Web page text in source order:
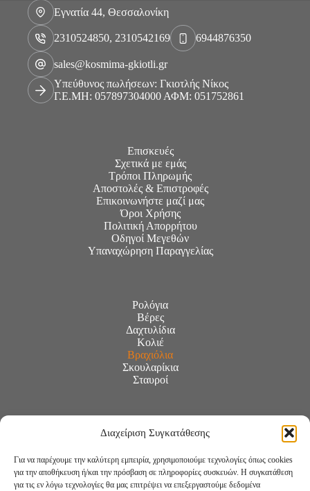
Διαχείριση Συγκατάθεσης
Για να παρέχουμε την καλύτερη εμπειρία, χρησιμοποιούμε τεχνολογίες όπως cookies
για την αποθήκευση ή/και την πρόσβαση σε πληροφορίες συσκευών. Η συγκατάθεση
για τις εν λόγω τεχνολογίες θα μας επιτρέψει να επεξεργαστούμε δεδομένα
Εγνατία 44, Θεσσαλονίκη
2310524850, 2310542169 6944876350
sales@kosmima-gkiotli.gr
Υπεύθυνος πωλήσεων: Γκιοτλής Νίκος
Γ.Ε.ΜΗ: 057897304000 ΑΦΜ: 051752861
Επισκευές
Σχετικά με εμάς
Τρόποι Πληρωμής
Αποστολές & Επιστροφές
Επικοινωνήστε μαζί μας
Όροι Χρήσης
Πολιτική Απορρήτου
Οδηγοί Μεγεθών
Υπαναχώρηση Παραγγελίας
Ρολόγια
Βέρες
Δαχτυλίδια
Κολιέ
Βραχιόλια
Σκουλαρίκια
Σταυροί